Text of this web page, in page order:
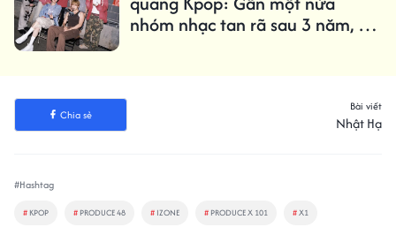
nhóm nhạc tan rã sau 3 năm, chỉ
Chia sẻ
Bài viết
Nhật Hạ
#Hashtag
# KPOP # PRODUCE 48 # IZONE # PRODUCE X 101 # X1